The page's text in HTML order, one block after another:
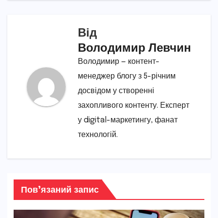
Від
Володимир Левчин
Володимир — контент-
менеджер блогу з 5-річним
досвідом у створенні
захопливого контенту. Експерт
у digital-маркетингу, фанат
технологій.
Пов’язаний запис